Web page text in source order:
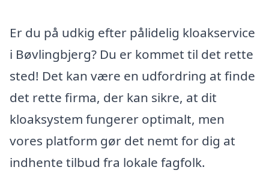
Er du på udkig efter pålidelig kloakservice
i Bøvlingbjerg? Du er kommet til det rette
sted! Det kan være en udfordring at finde
det rette firma, der kan sikre, at dit
kloaksystem fungerer optimalt, men
vores platform gør det nemt for dig at
indhente tilbud fra lokale fagfolk.